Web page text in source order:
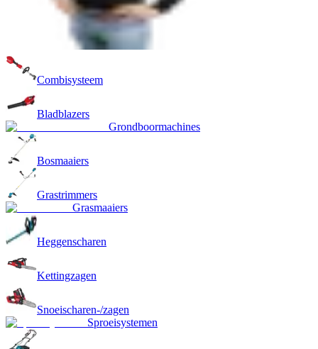
Combisysteem
Bladblazers
Grondboormachines
Bosmaaiers
Grastrimmers
Grasmaaiers
Heggenscharen
Kettingzagen
Snoeischaren-/zagen
Sproeisystemen